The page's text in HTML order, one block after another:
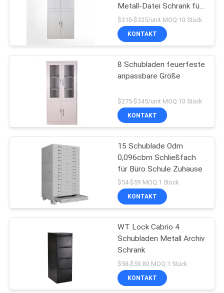
QUALITÄTSKONTROLLE
TRETEN
VERBINDUNG
NACHRICHTEN
FORDERN
SIE
SITEMAP
Metall-Datei Schrank für
Büro
$310-$325/unit MOQ:10 Stück
KONTAKT
8 Schubladen feuerfeste
anpassbare Größe
$275-$345/unit MOQ:10 Stück
KONTAKT
15 Schublade Odm
0,096cbm Schließfach
für Büro Schule Zuhause
$54-$59 MOQ:1 Stück
KONTAKT
WT Lock Cabrio 4
Schubladen Metall Archiv
Schrank
$58-$59.80 MOQ:1 Stück
KONTAKT